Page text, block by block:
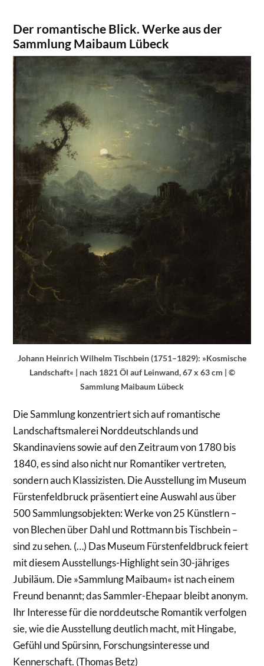
Der romantische Blick. Werke aus der
Sammlung Maibaum Lübeck
Johann Heinrich Wilhelm Tischbein (1751–1829): »Kosmische
Landschaft« | nach 1821 Öl auf Leinwand, 67 x 63 cm | ©
Sammlung Maibaum Lübeck
Die Sammlung konzentriert sich auf romantische
Landschaftsmalerei Norddeutschlands und
Skandinaviens sowie auf den Zeitraum von 1780 bis
1840, es sind also nicht nur Romantiker vertreten,
sondern auch Klassizisten. Die Ausstellung im Museum
Fürstenfeldbruck präsentiert eine Auswahl aus über
500 Sammlungsobjekten: Werke von 25 Künstlern –
von Blechen über Dahl und Rottmann bis Tischbein –
sind zu sehen. (…) Das Museum Fürstenfeldbruck feiert
mit diesem Ausstellungs-Highlight sein 30-jähriges
Jubiläum. Die »Sammlung Maibaum« ist nach einem
Freund benannt; das Sammler-Ehepaar bleibt anonym.
Ihr Interesse für die norddeutsche Romantik verfolgen
sie, wie die Ausstellung deutlich macht, mit Hingabe,
Gefühl und Spürsinn, Forschungsinteresse und
Kennerschaft. (Thomas Betz)
DAS NÄCHSTE MAL